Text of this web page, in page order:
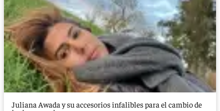
Juliana Awada y su accesorios infalibles para el cambio de